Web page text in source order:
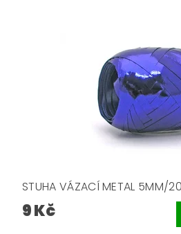
STUHA VÁZACÍ METAL 5MM/
9 Kč